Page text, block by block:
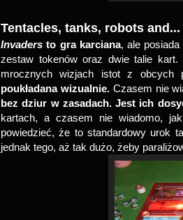
Tentacles, tanks, robots
Invadersto gra karciana, ale
zestaw tokenów oraz dwie talie kart.
mrocznych wizjach istot z obcych
poukładana wizualnie.Czasem nie
bez dziur w zasadach. Jest ich
kartach, a czasem nie wiadomo,
powiedzieć, że to standardowy urok
jednak tego, aż tak dużo, żeby